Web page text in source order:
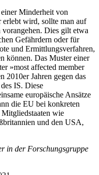
Minderheit von
erlebt wird, sollte man auf
Dies gilt etwa
Gefährdern oder für
und Ermittlungsverfahren,
kön­nen. Das Muster einer
»most affected member
2010er Jahren gegen das
IS. Diese
europäische Ansätze
die EU bei konkreten
wie
und den USA,
in der Forschungsgruppe